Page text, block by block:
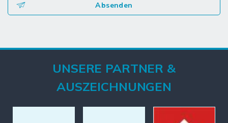
Absenden
UNSERE PARTNER &
AUSZEICHNUNGEN